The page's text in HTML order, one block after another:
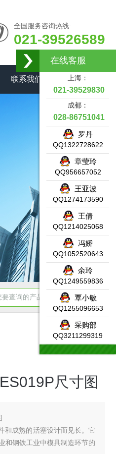
全国服务咨询热线:
021-39526589
联系我们
产品示意图 DW-AS-623-
尺寸图
和成熟的活塞设计而见长。它
和钢铁工业中模具制造环节的
在线客服
上海：
021-39529830
成都：
028-86751041
罗丹
QQ1322728622
章莹玲
QQ956657052
王亚波
QQ1274173590
王倩
QQ1214025068
冯娇
QQ1052520643
余玲
QQ1249559836
覃小敏
QQ1255096653
采购部
QQ3211299319